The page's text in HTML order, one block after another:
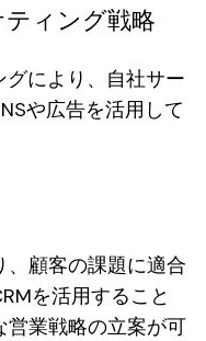
ィング戦略
グにより、自社サー
や広告を活用して
、顧客の課題に適合
を活用すること
営業戦略の立案が可